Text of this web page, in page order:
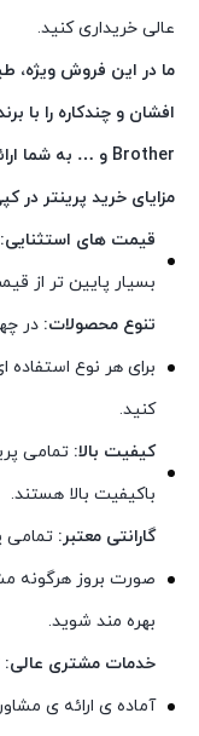
عالی خریداری کنید.
ما در این فروش ویژه،
Brother و … به شما ارائه می دهیم.
مزایای خرید پرینتر در
قیمت های استثنایی:
بسیار پایین تر از
تنوع محصولات: در
برای هر نوع
کنید.
کیفیت بالا: تمامی
باکیفیت بالا هستند.
گارانتی معتبر: تمامی
صورت بروز هرگونه
بهره مند شوید.
خدمات مشتری عالی:
آماده ی ارائه ی